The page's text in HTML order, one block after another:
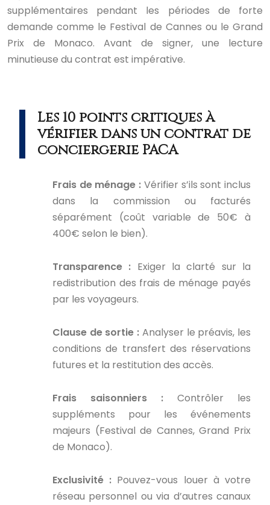
supplémentaires pendant les périodes de forte
demande comme le Festival de Cannes ou le Grand
Prix de Monaco. Avant de signer, une lecture
minutieuse du contrat est impérative.
Les 10 points critiques à
vérifier dans un contrat de
conciergerie PACA
Frais de ménage : Vérifier s’ils sont inclus
dans la commission ou facturés
séparément (coût variable de 50€ à
400€ selon le bien).
Transparence : Exiger la clarté sur la
redistribution des frais de ménage payés
par les voyageurs.
Clause de sortie : Analyser le préavis, les
conditions de transfert des réservations
futures et la restitution des accès.
Frais saisonniers : Contrôler les
suppléments pour les événements
majeurs (Festival de Cannes, Grand Prix
de Monaco).
Exclusivité : Pouvez-vous louer à votre
réseau personnel ou via d’autres canaux